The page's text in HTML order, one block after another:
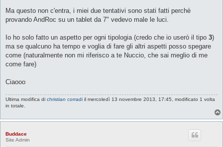
Ma questo non c'entra, i miei due tentativi sono stati fatti perchè
provando AndRoc su un tablet da 7" vedevo male le luci.
Io ho solo fatto un aspetto per ogni tipologia (credo che io userò il tipo 3)
ma se qualcuno ha tempo e voglia di fare gli altri aspetti posso spegare
come (naturalmente non mi riferisco a te Nuccio, che sai meglio di me
come fare)
Ciaooo
Ultima modifica di christian corradi il mercoledì 13 novembre 2013, 17:45, modificato 1 volta
in totale.
Buddace
Site Admin